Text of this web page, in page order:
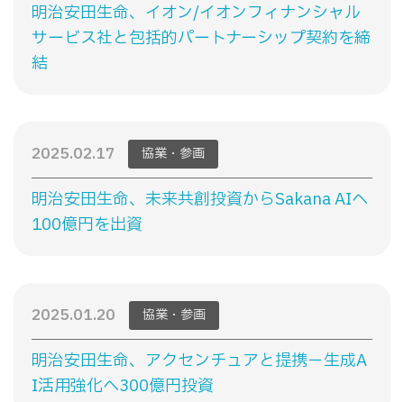
明治安田生命、イオン/イオンフィナンシャル
サービス社と包括的パートナーシップ契約を締
結
2025.02.17 協業・参画
明治安田生命、未来共創投資からSakana AIへ
100億円を出資
2025.01.20 協業・参画
明治安田生命、アクセンチュアと提携－生成A
I活用強化へ300億円投資